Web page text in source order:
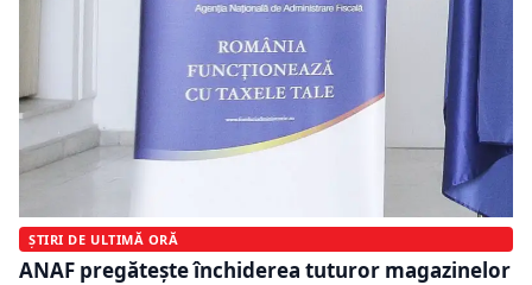
ȘTIRI DE ULTIMĂ ORĂ
ANAF pregătește închiderea tuturor magazinelor